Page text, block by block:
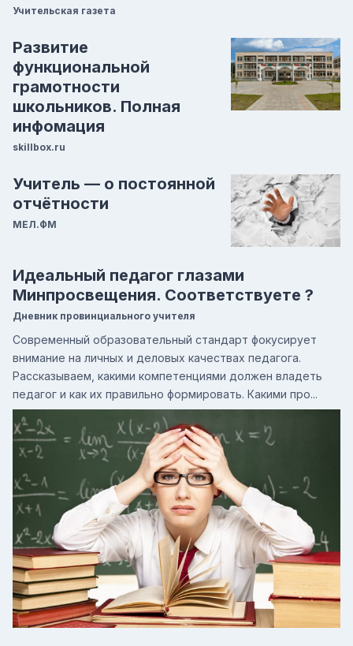
Учительская газета
Развитие
функциональной
грамотности
школьников. Полная
инфомация
skillbox.ru
Учитель — о постоянной
отчётности
МЕЛ.ФМ
Идеальный педагог глазами
Минпросвещения. Соответствуете ?
Дневник провинциального учителя
Современный образовательный стандарт фокусирует
внимание на личных и деловых качествах педагога.
Рассказываем, какими компетенциями должен владеть
педагог и как их правильно формировать. Какими про...